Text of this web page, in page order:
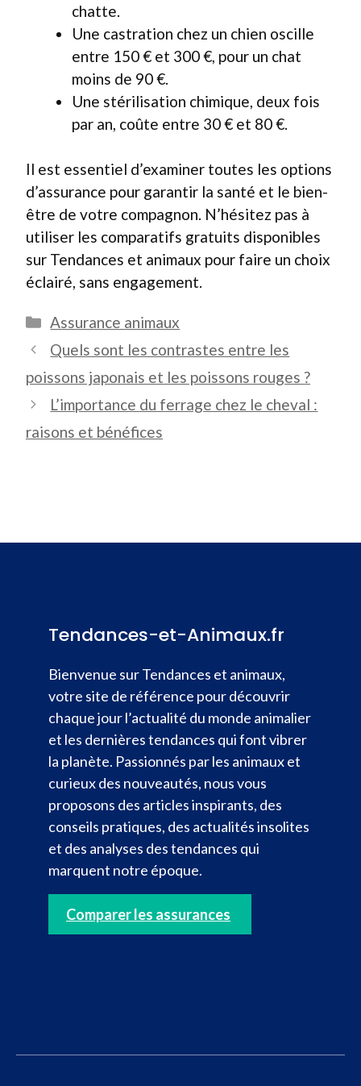
chatte.
Une castration chez un chien oscille
entre 150 € et 300 €, pour un chat
moins de 90 €.
Une stérilisation chimique, deux fois
par an, coûte entre 30 € et 80 €.
Il est essentiel d’examiner toutes les options
d’assurance pour garantir la santé et le bien-
être de votre compagnon. N’hésitez pas à
utiliser les comparatifs gratuits disponibles
sur Tendances et animaux pour faire un choix
éclairé, sans engagement.
Catégories
Assurance animaux
Quels sont les contrastes entre les
poissons japonais et les poissons rouges ?
L’importance du ferrage chez le cheval :
raisons et bénéfices
Tendances-et-Animaux.fr
Bienvenue sur Tendances et animaux,
votre site de référence pour découvrir
chaque jour l’actualité du monde animalier
et les dernières tendances qui font vibrer
la planète. Passionnés par les animaux et
curieux des nouveautés, nous vous
proposons des articles inspirants, des
conseils pratiques, des actualités insolites
et des analyses des tendances qui
marquent notre époque.
Comparer les assurances